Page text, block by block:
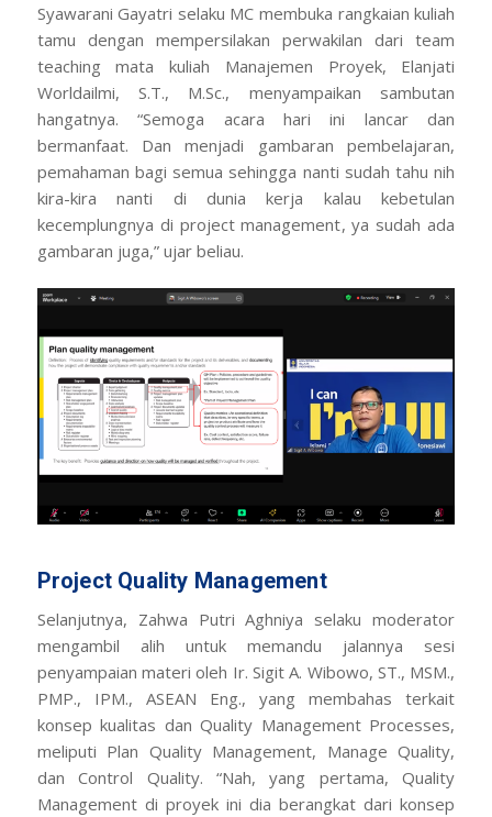
Syawarani Gayatri selaku MC membuka rangkaian kuliah
tamu dengan mempersilakan perwakilan dariteam
teaching mata kuliah Manajemen Proyek, Elanjati
Worldailmi, S.T., M.Sc., menyampaikan sambutan
hangatnya. “Semoga acara hari ini lancar dan
bermanfaat. Dan menjadi gambaran pembelajaran,
pemahaman bagi semua sehingga nanti sudah tahu nih
kira-kira nanti di dunia kerja kalau kebetulan
kecemplungnya di project management, ya sudah ada
gambaran juga,” ujar beliau.
Project Quality Management
Selanjutnya, Zahwa Putri Aghniya selaku moderator
mengambil alih untuk memandu jalannya sesi
penyampaian materi oleh Ir. Sigit A. Wibowo, ST., MSM.,
PMP., IPM., ASEAN Eng., yang membahas terkait
konsep kualitas danQuality Management Processes,
meliputi Plan Quality Management, Manage Quality,
danControl Quality. “Nah, yang pertama,Quality
Managementdi proyek ini dia berangkat dari konsep